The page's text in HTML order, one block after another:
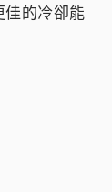
佳的冷卻能